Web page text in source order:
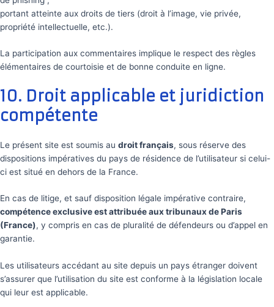
portant atteinte aux droits de tiers (droit à l’image, vie privée,
propriété intellectuelle, etc.).
La participation aux commentaires implique le respect des règles
élémentaires de courtoisie et de bonne conduite en ligne.
10. Droit applicable et juridiction
compétente
Le présent site est soumis au droit français, sous réserve des
dispositions impératives du pays de résidence de l’utilisateur si celui-
ci est situé en dehors de la France.
En cas de litige, et sauf disposition légale impérative contraire,
compétence exclusive est attribuée aux tribunaux de Paris
(France), y compris en cas de pluralité de défendeurs ou d’appel en
garantie.
Les utilisateurs accédant au site depuis un pays étranger doivent
s’assurer que l’utilisation du site est conforme à la législation locale
qui leur est applicable.